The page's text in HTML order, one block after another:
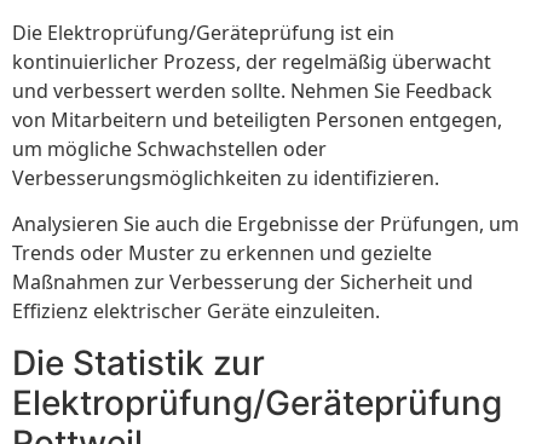
Die Elektroprüfung/Geräteprüfung ist ein
kontinuierlicher Prozess, der regelmäßig überwacht
und verbessert werden sollte. Nehmen Sie Feedback
von Mitarbeitern und beteiligten Personen entgegen,
um mögliche Schwachstellen oder
Verbesserungsmöglichkeiten zu identifizieren.
Analysieren Sie auch die Ergebnisse der Prüfungen, um
Trends oder Muster zu erkennen und gezielte
Maßnahmen zur Verbesserung der Sicherheit und
Effizienz elektrischer Geräte einzuleiten.
Die Statistik zur
Elektroprüfung/Geräteprüfung